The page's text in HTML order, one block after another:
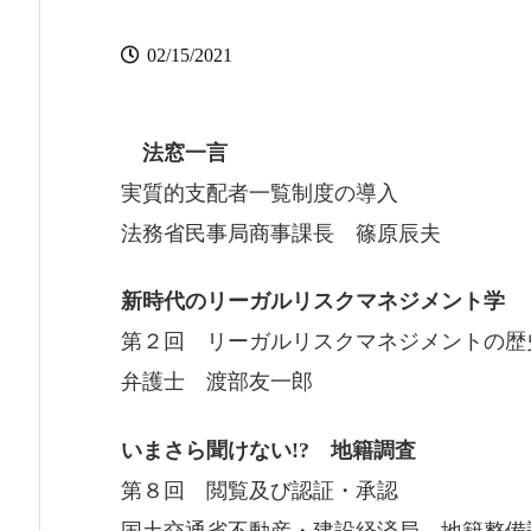
02/15/2021
法窓一言
実質的支配者一覧制度の導入
法務省民事局商事課長 篠原辰夫
新時代のリーガルリスクマネジメント学
第２回 リーガルリスクマネジメントの歴
弁護士 渡部友一郎
いまさら聞けない!? 地籍調査
第８回 閲覧及び認証・承認